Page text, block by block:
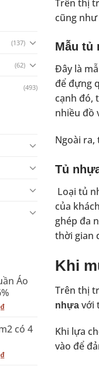
(137)
(62)
(493)
Áo
₫Giá
tại
5.000.000 ₫.
có 4
₫Giá
Trên thị
cũng như
Mẫu tủ
Đây là
để đựng
cạnh đó,
nhiều đồ
Ngoài ra,
Tủ
Loại tủ
của
ghép đa
thời gian
Khi
Trên thị
nhựa với
Khi lựa
vào để